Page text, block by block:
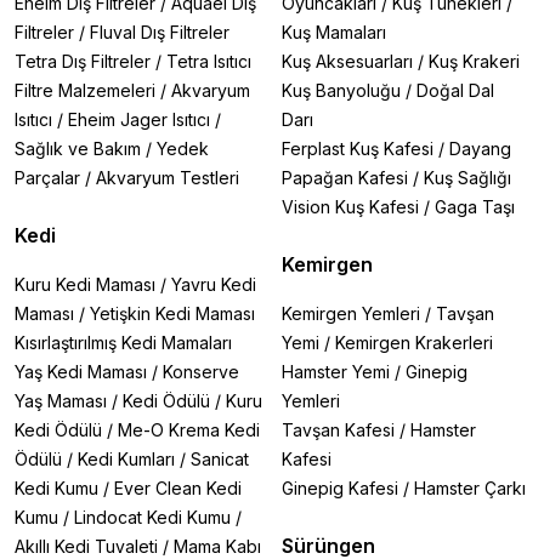
Filtreler / Fluval Dış Filtreler
Tetra Dış Filtreler / Tetra Isıtıcı
Filtre Malzemeleri / Akvaryum
Isıtıcı / Eheim Jager Isıtıcı /
Sağlık ve Bakım / Yedek
Parçalar / Akvaryum Testleri
Kedi
Kuru Kedi Maması / Yavru Kedi
Maması / Yetişkin Kedi Maması
Kısırlaştırılmış Kedi Mamaları
Yaş Kedi Maması / Konserve
Yaş Maması / Kedi Ödülü / Kuru
Kedi Ödülü / Me-O Krema Kedi
Ödülü / Kedi Kumları / Sanicat
Kedi Kumu / Ever Clean Kedi
Kumu / Lindocat Kedi Kumu /
Akıllı Kedi Tuvaleti / Mama Kabı
Kuş Mamaları
Kuş Aksesuarları / Kuş Krakeri
Kuş Banyoluğu / Doğal Dal
Darı
Ferplast Kuş Kafesi / Dayang
Papağan Kafesi / Kuş Sağlığı
Vision Kuş Kafesi / Gaga Taşı
Kemirgen
Kemirgen Yemleri / Tavşan
Yemi / Kemirgen Krakerleri
Hamster Yemi / Ginepig
Yemleri
Tavşan Kafesi / Hamster
Kafesi
Ginepig Kafesi / Hamster Çarkı
Sürüngen